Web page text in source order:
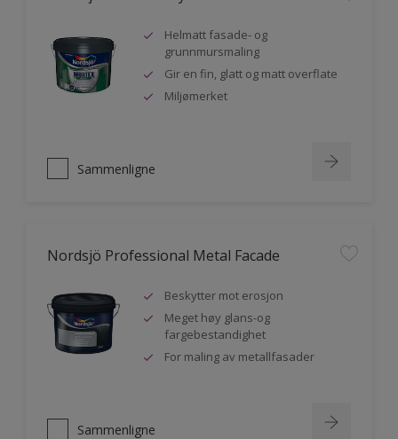
Helmatt fasade- og
grunnmursmaling
Gir en fin, glatt og matt overflate
Miljømerket
Sammenligne
Nordsjö Professional Metal Facade
Beskytter mot erosjon
Meget høy glans-og
fargebestandighet
For maling av metallfasader
Sammenligne